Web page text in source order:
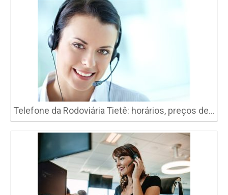
Telefone da Rodoviária Tietê: horários, preços de…